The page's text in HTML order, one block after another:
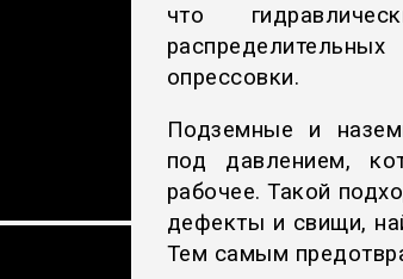
что
опрессовки.
Подземные и
под давлением,
рабочее. Такой
дефекты и свищи,
Тем самым